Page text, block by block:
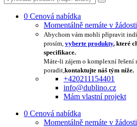
0 Cenová nabídka
Momentálně nemáte v
Abychom vám mohli připravit
prosím, vyberte produkty, které
specifikace.
Máte-li zájem o komplexní řešení
poradit,kontaktujte náš tým níže.
+420211154401
info@dublino.cz
Mám vlastní projekt
0 Cenová nabídka
Momentálně nemáte v